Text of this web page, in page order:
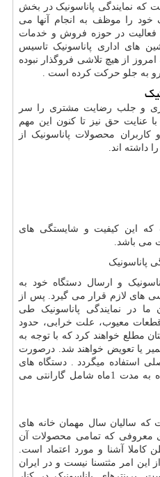
که نمایندگی پاناسونیک در بخش
را موظف به انجام آنها می
فعالیت در حوزه فروش و خدمات
های اداری پاناسونیک تاسیس
از هیچ تلاشی فروگذار نبوده
به جلو حرکت کرده است .
و جلب رضایت مشتری را سر
عنایت حق نیز تا کنون این مهم
محصولات پاناسونیک از
داشته اند.
که این کیفیت و شایستگی های
می باشد.
پاناسونیک
و ارسال دستگاه خود به
های لازم قرار می گیرد. پس از
ما در نمایندگی پاناسونیک طی
معیوب، علت خرابی، حدود
مطلع خواهند کرد که با توجه به
یا تعویض خواهند شد. درصورت
استفاده میگردد . دستگاه های
تعمیر شده و قطعات تعویض شده به مدت 1ماه شامل گارانتی می
که سالیان سال مهمان خانه های
معروفی که تمامی محصولات آن
آشنا و مورد اعتماد است.
این امر مثتسنا نیست و در ایران